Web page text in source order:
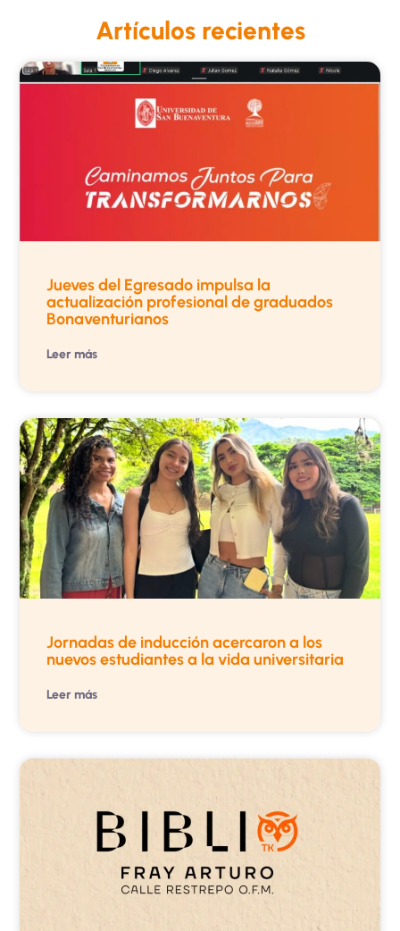
Artículos recientes
Jueves del Egresado impulsa la
actualización profesional de graduados
Bonaventurianos
Leer más
Jornadas de inducción acercaron a los
nuevos estudiantes a la vida universitaria
Leer más